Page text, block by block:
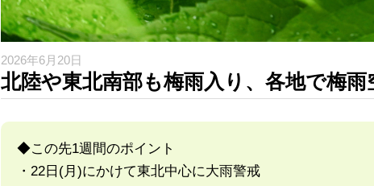
2026年6月20日
北陸や東北南部も梅雨入り、各地で梅雨
◆この先1週間のポイント
・22日(月)にかけて東北中心に大雨警戒